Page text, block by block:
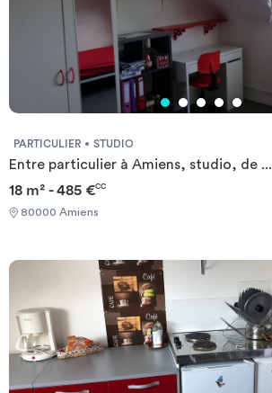
PARTICULIER STUDIO
Entre particulier à Amiens, studio, de ...
18 m² - 485 €CC
80000 Amiens